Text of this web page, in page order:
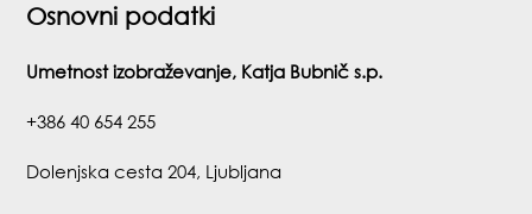
Osnovni podatki
Umetnost izobraževanje, Katja Bubnič s.p.
+386 40 654 255
Dolenjska cesta 204, Ljubljana